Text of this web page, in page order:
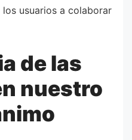
usuarios a colaborar
de las
nuestro